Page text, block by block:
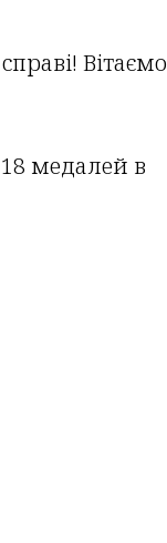
Вітаємо
медалей в